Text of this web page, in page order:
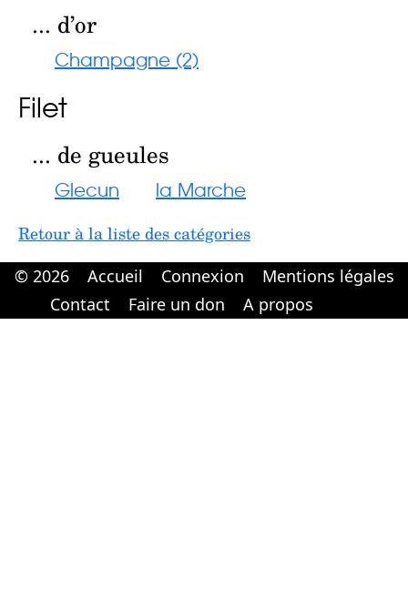
... d’or
Champagne (2)
Filet
... de gueules
Glecun la Marche
Retour à la liste des catégories
© 2026 Accueil Connexion
Mentions légales
Contact
Faire un don A propos